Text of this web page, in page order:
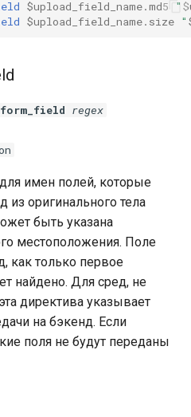
$upload_field_name.md5 "
$upload_field_name.size "
regex
имен полей, которые
из оригинального тела
быть указана
местоположения. Поле
как только первое
найдено. Для сред, не
директива указывает
на бэкенд. Если
поля не будут переданы